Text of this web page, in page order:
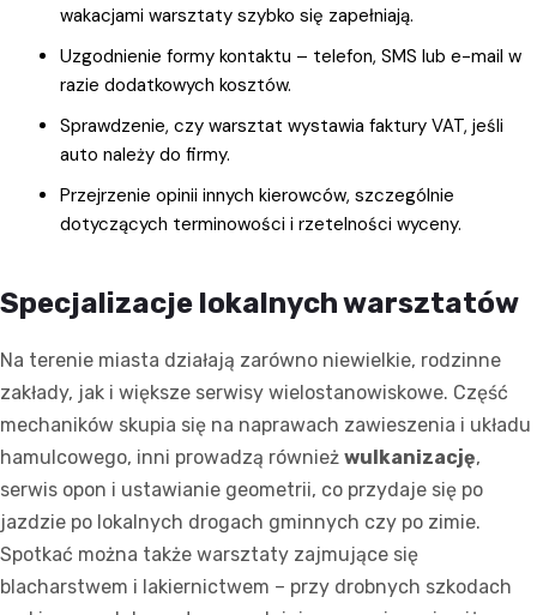
wakacjami warsztaty szybko się zapełniają.
Uzgodnienie formy kontaktu – telefon, SMS lub e-mail w
razie dodatkowych kosztów.
Sprawdzenie, czy warsztat wystawia faktury VAT, jeśli
auto należy do firmy.
Przejrzenie opinii innych kierowców, szczególnie
dotyczących terminowości i rzetelności wyceny.
Specjalizacje lokalnych warsztatów
Na terenie miasta działają zarówno niewielkie, rodzinne
zakłady, jak i większe serwisy wielostanowiskowe. Część
mechaników skupia się na naprawach zawieszenia i układu
hamulcowego, inni prowadzą również wulkanizację,
serwis opon i ustawianie geometrii, co przydaje się po
jazdzie po lokalnych drogach gminnych czy po zimie.
Spotkać można także warsztaty zajmujące się
blacharstwem i lakiernictwem – przy drobnych szkodach